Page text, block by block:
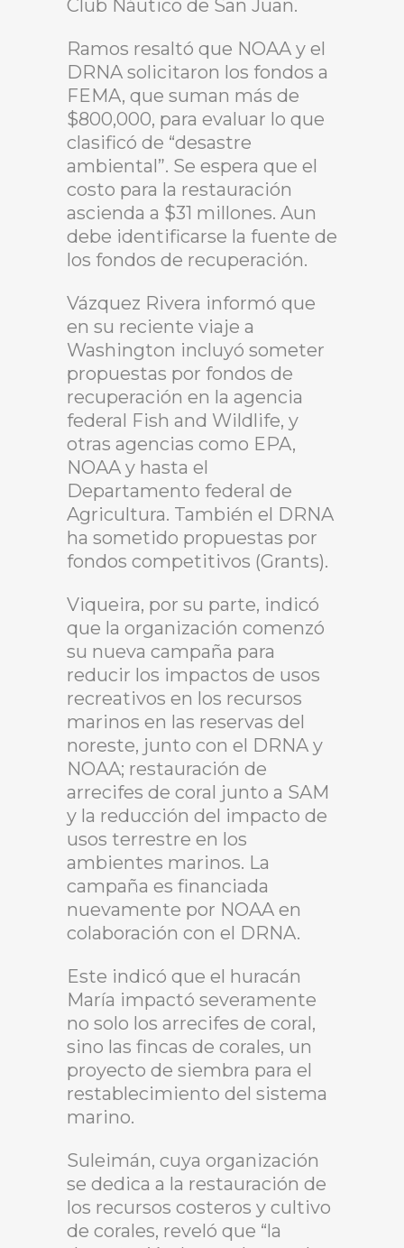
Club Náutico de San Juan.
Ramos resaltó que NOAA y el
DRNA solicitaron los fondos a
FEMA, que suman más de
$800,000, para evaluar lo que
clasificó de “desastre
ambiental”. Se espera que el
costo para la restauración
ascienda a $31 millones. Aun
debe identificarse la fuente de
los fondos de recuperación.
Vázquez Rivera informó que
en su reciente viaje a
Washington incluyó someter
propuestas por fondos de
recuperación en la agencia
federal Fish and Wildlife, y
otras agencias como EPA,
NOAA y hasta el
Departamento federal de
Agricultura. También el DRNA
ha sometido propuestas por
fondos competitivos (Grants).
Viqueira, por su parte, indicó
que la organización comenzó
su nueva campaña para
reducir los impactos de usos
recreativos en los recursos
marinos en las reservas del
noreste, junto con el DRNA y
NOAA; restauración de
arrecifes de coral junto a SAM
y la reducción del impacto de
usos terrestre en los
ambientes marinos. La
campaña es financiada
nuevamente por NOAA en
colaboración con el DRNA.
Este indicó que el huracán
María impactó severamente
no solo los arrecifes de coral,
sino las fincas de corales, un
proyecto de siembra para el
restablecimiento del sistema
marino.
Suleimán, cuya organización
se dedica a la restauración de
los recursos costeros y cultivo
de corales, reveló que “la